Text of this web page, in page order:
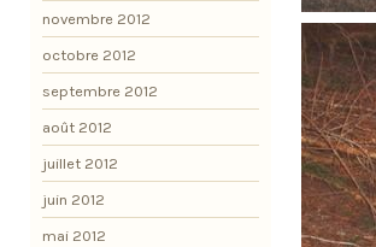
novembre 2012
octobre 2012
septembre 2012
août 2012
juillet 2012
juin 2012
mai 2012